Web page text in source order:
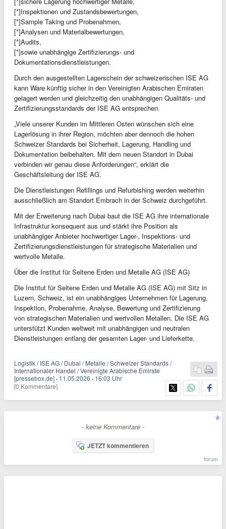
[*]Inspektionen und Zustandsbewertungen,
[*]Sample Taking und Probenahmen,
[*]Analysen und Materialbewertungen,
[*]Audits,
[*]sowie unabhängige Zertifizierungs- und
Dokumentationsdienstleistungen.
Durch den ausgestellten Lagerschein der schweizerischen ISE AG
kann Ware künftig sicher in den Vereinigten Arabischen Emiraten
gelagert werden und gleichzeitig den unabhängigen Qualitäts- und
Zertifizierungsstandards der ISE AG entsprechen.
„Viele unserer Kunden im Mittleren Osten wünschen sich eine
Lagerlösung in ihrer Region, möchten aber dennoch die hohen
Schweizer Standards bei Sicherheit, Lagerung, Handling und
Dokumentation beibehalten. Mit dem neuen Standort in Dubai
verbinden wir genau diese Anforderungen“, erklärt die
Geschäftsleitung der ISE AG.
Die Dienstleistungen Refillings und Refurbishing werden weiterhin
ausschließlich am Standort Embrach in der Schweiz durchgeführt.
Mit der Erweiterung nach Dubai baut die ISE AG ihre internationale
Infrastruktur konsequent aus und stärkt ihre Position als
unabhängiger Anbieter hochwertiger Lager-, Inspektions- und
Zertifizierungsdienstleistungen für strategische Materialien und
wertvolle Metalle.
Über die Institut für Seltene Erden und Metalle AG (ISE AG)
Die Institut für Seltene Erden und Metalle AG (ISE AG) mit Sitz in
Luzern, Schweiz, ist ein unabhängiges Unternehmen für Lagerung,
Inspektion, Probenahme, Analyse, Bewertung und Zertifizierung
von strategischen Materialien und wertvollen Metallen. Die ISE AG
unterstützt Kunden weltweit mit unabhängigen und neutralen
Dienstleistungen entlang der gesamten Lager- und Lieferkette.
Logistik / ISE AG / Dubai / Metalle / Schweizer Standards /
Internationaler Handel / Vereinigte Arabische Emirate
[pressebox.de] · 11.05.2026 · 16:03 Uhr
[0 Kommentare]
- keine Kommentare -
JETZT kommentieren
forum